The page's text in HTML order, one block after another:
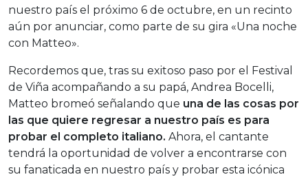
nuestro país el próximo 6 de octubre, en un recinto
aún por anunciar, como parte de su gira «Una noche
con Matteo».
Recordemos que, tras su exitoso paso por el Festival
de Viña acompañando a su papá, Andrea Bocelli,
Matteo bromeó señalando que una de las cosas por
las que quiere regresar a nuestro país es para
probar el completo italiano. Ahora, el cantante
tendrá la oportunidad de volver a encontrarse con
su fanaticada en nuestro país y probar esta icónica